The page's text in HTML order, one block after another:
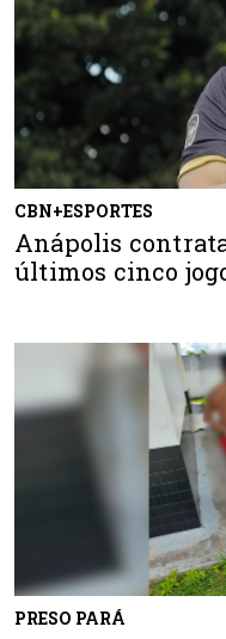
CBN+ESPORTES
Anápolis
últimos cinco
PRESO PARÁ